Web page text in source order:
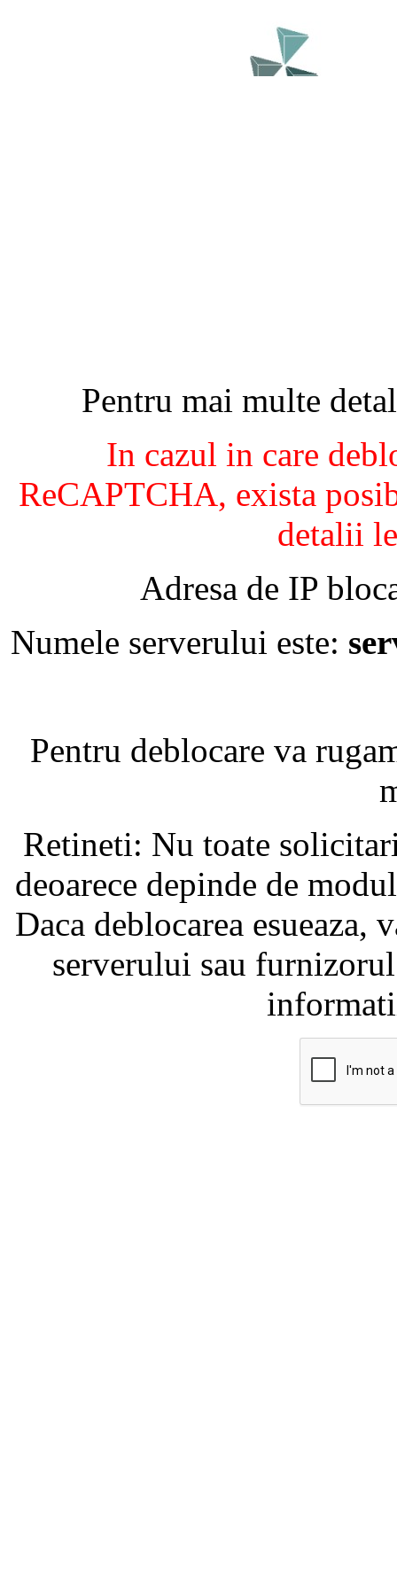
Pentru mai multe
In cazul in care
ReCAPTCHA, exista
detalii
Adresa de IP
Numele serverului este:
Pentru deblocare va
Retineti: Nu toate
deoarece depinde de
Daca deblocarea
serverului sau